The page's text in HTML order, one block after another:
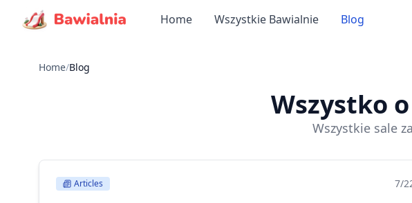
Home Wszystkie Bawialnie Blog
Home/Blog
Wszystko
Wszystkie sale
Articles 7/